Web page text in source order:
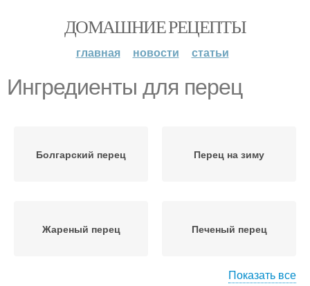
ДОМАШНИЕ РЕЦЕПТЫ
главная новости статьи
Ингредиенты для перец
Болгарский перец Перец на зиму
Жареный перец Печеный перец
Показать все